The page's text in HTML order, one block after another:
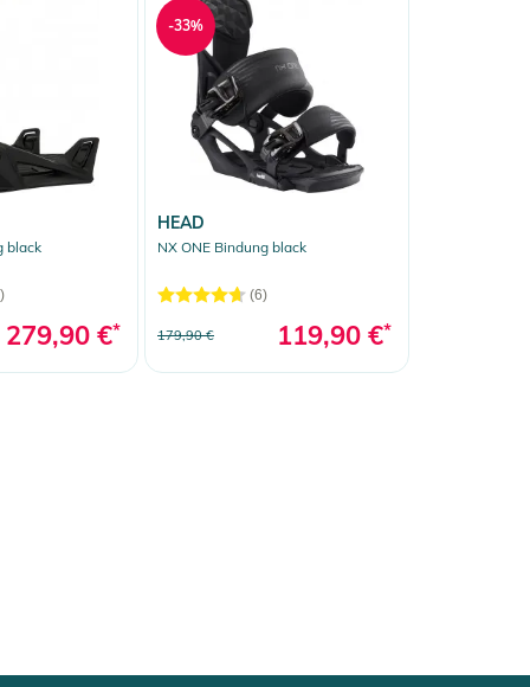
black
279,90 €*
HEAD
NX ONE Bindung black
(6)
179,90 € 119,90 €*
-33%